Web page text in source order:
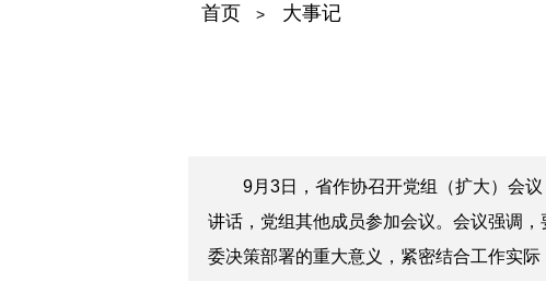
首页 > 大事记
9月3日，省作协召开党组（扩大）会议
讲话，党组其他成员参加会议。会议强调
委决策部署的重大意义，紧密结合工作实